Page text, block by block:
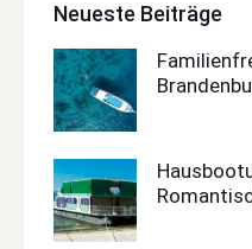
Neueste Beiträge